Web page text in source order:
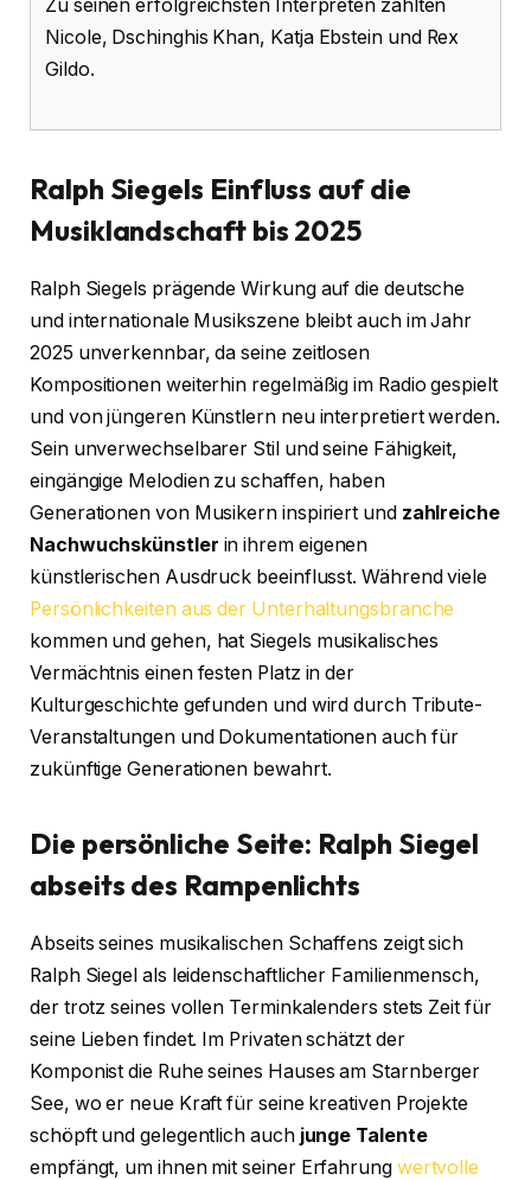
Zu seinen erfolgreichsten Interpreten zählten
Nicole, Dschinghis Khan, Katja Ebstein und Rex
Gildo.
Ralph Siegels Einfluss auf die
Musiklandschaft bis 2025
Ralph Siegels prägende Wirkung auf die deutsche
und internationale Musikszene bleibt auch im Jahr
2025 unverkennbar, da seine zeitlosen
Kompositionen weiterhin regelmäßig im Radio gespielt
und von jüngeren Künstlern neu interpretiert werden.
Sein unverwechselbarer Stil und seine Fähigkeit,
eingängige Melodien zu schaffen, haben
Generationen von Musikern inspiriert und zahlreiche
Nachwuchskünstler in ihrem eigenen
künstlerischen Ausdruck beeinflusst. Während viele
Persönlichkeiten aus der Unterhaltungsbranche
kommen und gehen, hat Siegels musikalisches
Vermächtnis einen festen Platz in der
Kulturgeschichte gefunden und wird durch Tribute-
Veranstaltungen und Dokumentationen auch für
zukünftige Generationen bewahrt.
Die persönliche Seite: Ralph Siegel
abseits des Rampenlichts
Abseits seines musikalischen Schaffens zeigt sich
Ralph Siegel als leidenschaftlicher Familienmensch,
der trotz seines vollen Terminkalenders stets Zeit für
seine Lieben findet. Im Privaten schätzt der
Komponist die Ruhe seines Hauses am Starnberger
See, wo er neue Kraft für seine kreativen Projekte
schöpft und gelegentlich auch junge Talente
empfängt, um ihnen mit seiner Erfahrung wertvolle